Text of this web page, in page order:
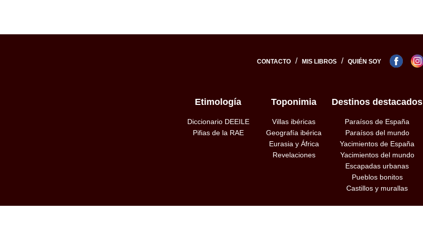
CONTACTO / MIS LIBROS / QUIÉN SOY
Etimología
Diccionario DEEILE
Pifias de la RAE
Toponimia
Villas ibéricas
Geografía ibérica
Eurasia y África
Revelaciones
Destinos destacados
Paraísos de España
Paraísos del mundo
Yacimientos de España
Yacimientos del mundo
Escapadas urbanas
Pueblos bonitos
Castillos y murallas